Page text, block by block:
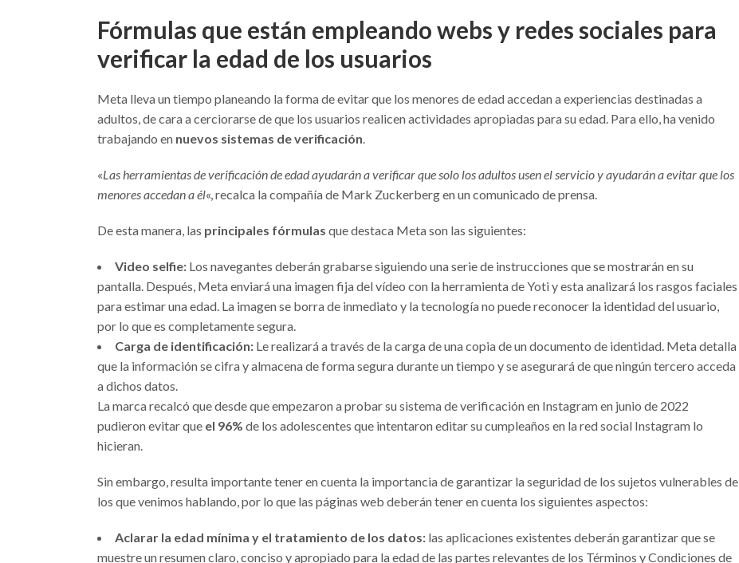
Fórmulas que están empleando webs y redes sociales para
verificar la edad de los usuarios
Meta lleva un tiempo planeando la forma de evitar que los menores de edad accedan a experiencias destinadas a
adultos, de cara a cerciorarse de que los usuarios realicen actividades apropiadas para su edad. Para ello, ha venido
trabajando en nuevos sistemas de verificación.
«Las herramientas de verificación de edad ayudarán a verificar que solo los adultos usen el servicio y ayudarán a evitar que los
menores accedan a él«, recalca la compañía de Mark Zuckerberg en un comunicado de prensa.
De esta manera, las principales fórmulas que destaca Meta son las siguientes:
Video selfie: Los navegantes deberán grabarse siguiendo una serie de instrucciones que se mostrarán en su
pantalla. Después, Meta enviará una imagen fija del vídeo con la herramienta de Yoti y esta analizará los rasgos faciales
para estimar una edad. La imagen se borra de inmediato y la tecnología no puede reconocer la identidad del usuario,
por lo que es completamente segura.
Carga de identificación: Le realizará a través de la carga de una copia de un documento de identidad. Meta detalla
que la información se cifra y almacena de forma segura durante un tiempo y se asegurará de que ningún tercero acceda
a dichos datos.
La marca recalcó que desde que empezaron a probar su sistema de verificación en Instagram en junio de 2022
pudieron evitar que el 96% de los adolescentes que intentaron editar su cumpleaños en la red social Instagram lo
hicieran.
Sin embargo, resulta importante tener en cuenta la importancia de garantizar la seguridad de los sujetos vulnerables de
los que venimos hablando, por lo que las páginas web deberán tener en cuenta los siguientes aspectos:
Aclarar la edad mínima y el tratamiento de los datos: las aplicaciones existentes deberán garantizar que se
muestre un resumen claro, conciso y apropiado para la edad de las partes relevantes de los Términos y Condiciones de